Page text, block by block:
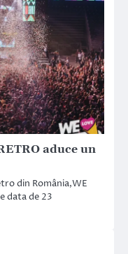
aduce un
din România,WE
data de 23